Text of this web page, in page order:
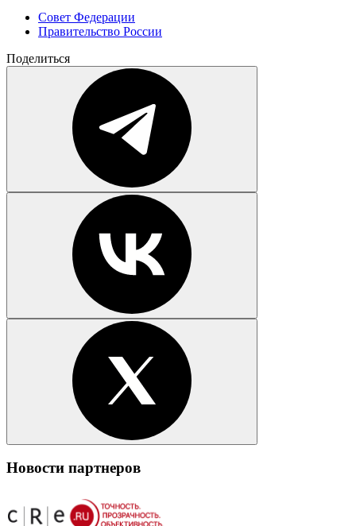
Совет Федерации
Правительство России
Поделиться
Новости партнеров